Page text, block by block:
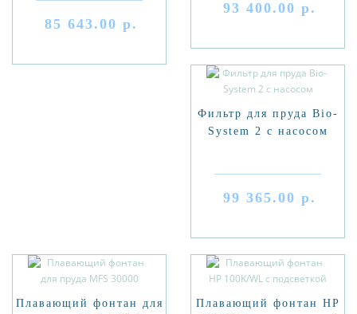
85 643.00 р.
93 400.00 р.
Фильтр для пруда Bio-
System 2 с насосом
99 365.00 р.
Плавающий фонтан для
Плавающий фонтан HP